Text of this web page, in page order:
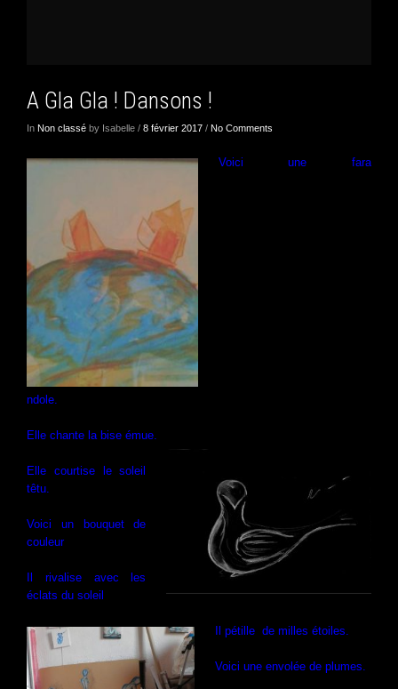
A Gla Gla ! Dansons !
In Non classé by Isabelle / 8 février 2017 / No Comments
Voici une fara
ndole.
Elle chante la bise émue.
Elle courtise le soleil
têtu.
Voici un bouquet de
couleur
Il rivalise avec les
éclats du soleil
Il pétille de milles étoiles.
Voici une envolée de plumes.